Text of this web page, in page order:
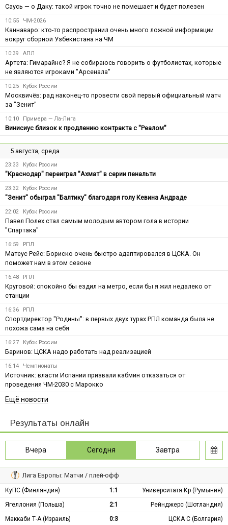
Саусь — о Даку: такой игрок точно не помешает и будет полезен
10:55 ЧМ-2026
Каннаваро: кто-то распространил очень много ложной информации
вокруг сборной Узбекистана на ЧМ
10:39 АПЛ
Артета: Гимарайнс? Я не собираюсь говорить о футболистах, которые
не являются игроками "Арсенала"
10:25 Кубок России
Москвичёв: рад наконец-то провести свой первый официальный матч
за "Зенит"
10:10 Примера — Ла-Лига
Винисиус близок к продлению контракта с "Реалом"
5 августа, среда
23:33 Кубок России
"Краснодар" переиграл "Ахмат" в серии пенальти
23:32 Кубок России
"Зенит" обыграл "Балтику" благодаря голу Кевина Андраде
22:02 Кубок России
Павел Полех стал самым молодым автором гола в истории
"Спартака"
16:59 РПЛ
Матеус Рейс: Бориско очень быстро адаптировался в ЦСКА. Он
поможет нам в этом сезоне
16:48 РПЛ
Круговой: спокойно бы ездил на метро, если бы я жил недалеко от
станции
16:36 РПЛ
Спортдиректор "Родины": в первых двух турах РПЛ команда была не
похожа сама на себя
16:27 Кубок России
Баринов: ЦСКА надо работать над реализацией
16:14 Чемпионаты
Источник: власти Испании призвали кабмин отказаться от
проведения ЧМ-2030 с Марокко
Ещё новости
Результаты онлайн
Вчера Сегодня Завтра
Лига Европы: Матчи / плей-офф
КуПС (Финляндия) 1:1
Университатя Кр (Румыния)
Ягеллония (Польша)
2:1
Рейнджерс (Шотландия)
Маккаби Т-А (Израиль)
0:3 ЦСКА С (Болгария)